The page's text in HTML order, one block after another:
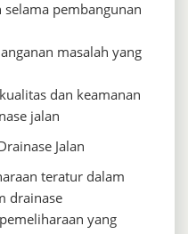
selama pembangunan
masalah yang
dan keamanan
jalan
Jalan
teratur dalam
drainase
yang